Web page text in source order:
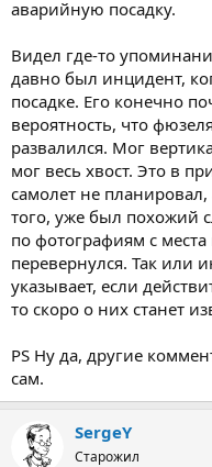
аварийную посадку.
Видел где-то
давно был инцидент,
посадке. Его конечно
вероятность, что
развалился. Мог
мог весь хвост. Это в
самолет не
того, уже был похожий
по фотографиям с
перевернулся. Так или
указывает, если
то скоро о них станет
PS Ну да, другие
сам.
SergeY
Старожил